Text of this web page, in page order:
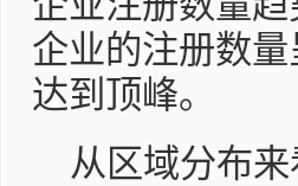
企业的注册数
达到顶峰。
从区域分布